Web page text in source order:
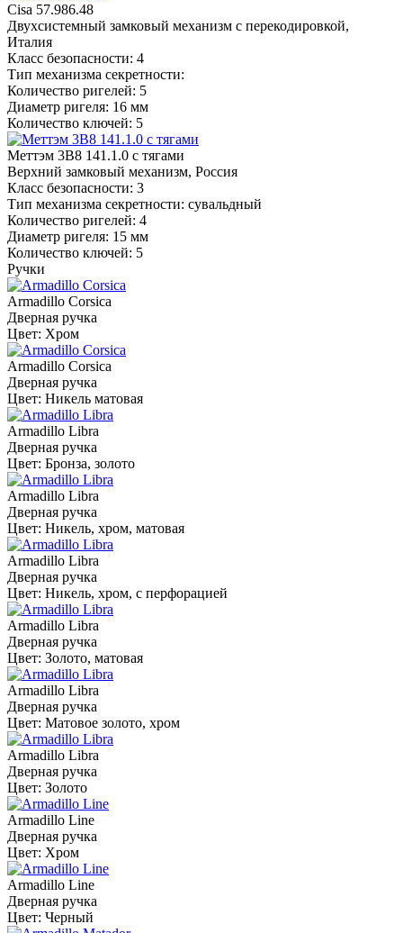
Cisa 57.986.48
Двухсистемный замковый механизм с перекодировкой,
Италия
Класс безопасности: 4
Тип механизма секретности:
Количество ригелей: 5
Диаметр ригеля: 16 мм
Количество ключей: 5
Меттэм 3В8 141.1.0 с тягами
Верхний замковый механизм, Россия
Класс безопасности: 3
Тип механизма секретности: сувальдный
Количество ригелей: 4
Диаметр ригеля: 15 мм
Количество ключей: 5
Ручки
Armadillo Corsica
Дверная ручка
Цвет: Хром
Armadillo Corsica
Дверная ручка
Цвет: Никель матовая
Armadillo Libra
Дверная ручка
Цвет: Бронза, золото
Armadillo Libra
Дверная ручка
Цвет: Никель, хром, матовая
Armadillo Libra
Дверная ручка
Цвет: Никель, хром, с перфорацией
Armadillo Libra
Дверная ручка
Цвет: Золото, матовая
Armadillo Libra
Дверная ручка
Цвет: Матовое золото, хром
Armadillo Libra
Дверная ручка
Цвет: Золото
Armadillo Line
Дверная ручка
Цвет: Хром
Armadillo Line
Дверная ручка
Цвет: Черный